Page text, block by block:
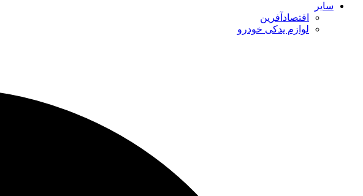
سایر
اقتصادآفرین
لوازم یدکی خودرو